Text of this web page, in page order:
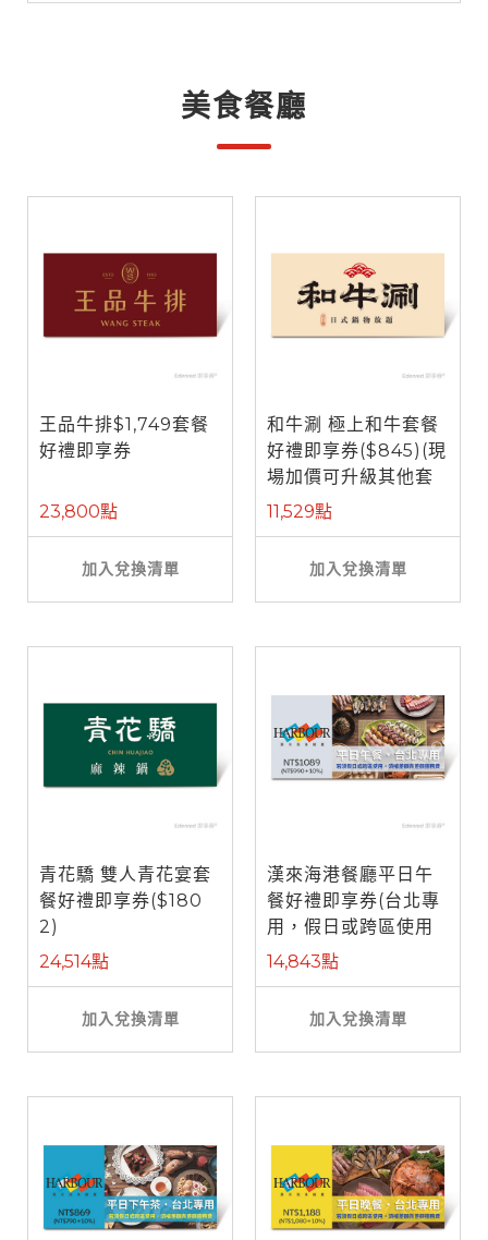
美食餐廳
王品牛排$1,749套餐
好禮即享券
23,800點
加入兌換清單
和牛涮 極上和牛套餐
好禮即享券($845)(現
場加價可升級其他套
餐)
11,529點
加入兌換清單
青花驕 雙人青花宴套
餐好禮即享券($180
2)
24,514點
加入兌換清單
漢來海港餐廳平日午
餐好禮即享券(台北專
用，假日或跨區使用
需補差額)
14,843點
加入兌換清單